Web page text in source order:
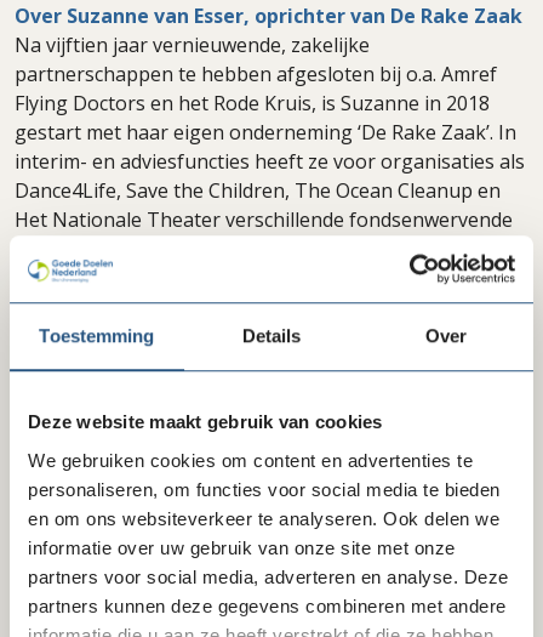
Toestemming Details Over
Deze website maakt gebruik van cookies
We gebruiken cookies om content en advertenties te
personaliseren, om functies voor social media te bieden
en om ons websiteverkeer te analyseren. Ook delen we
informatie over uw gebruik van onze site met onze
partners voor social media, adverteren en analyse. Deze
partners kunnen deze gegevens combineren met andere
Over Suzanne van Esser, oprichter van De Rake Zaak
Na vijftien jaar vernieuwende, zakelijke
partnerschappen te hebben afgesloten bij o.a. Amref
Flying Doctors en het Rode Kruis, is Suzanne in 2018
gestart met haar eigen onderneming ‘De Rake Zaak’. In
interim- en adviesfuncties heeft ze voor organisaties als
Dance4Life, Save the Children, The Ocean Cleanup en
Het Nationale Theater verschillende fondsenwervende
opdrachten uitgevoerd. Tijdens deze opdrachten haalt
ze veel inspiratie uit de samenwerking met de teams die
– hoe verschillend ook – vergelijkbare uitdagingen
hebben. De workshops zijn dan ook gebaseerd op
successen, mislukkingen en uitdagingen die zij in zo’n
Suzanne werkt graag aan het opzetten van duurzame
samenwerkingen, met impact voor zowel jouw
organisatie als voor de private partners.
LET OP: Deze workshop zit vol. Je kunt je alleen nog
aanmelden voor de wachtlijst.